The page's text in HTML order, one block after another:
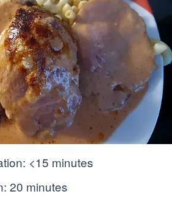
<15 minutes
20 minutes